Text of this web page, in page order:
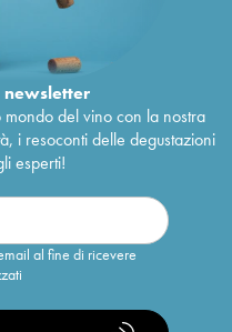
newsletter
del vino con la nostra
i resoconti delle degustazioni
esperti!
al fine di ricevere